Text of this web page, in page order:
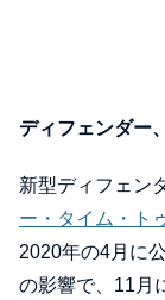
ディフェンダー
新型ディフェン
ー・タイム・ト
2020年の4月に
の影響で、11月